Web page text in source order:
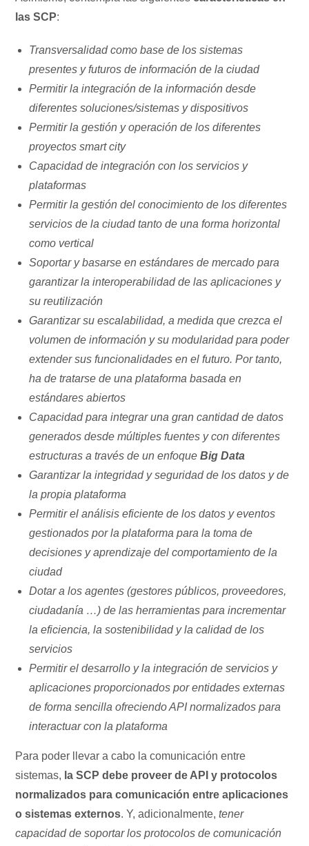
las SCP:
Transversalidad como base de los sistemas
presentes y futuros de información de la ciudad
Permitir la integración de la información desde
diferentes soluciones/sistemas y dispositivos
Permitir la gestión y operación de los diferentes
proyectos smart city
Capacidad de integración con los servicios y
plataformas
Permitir la gestión del conocimiento de los diferentes
servicios de la ciudad tanto de una forma horizontal
como vertical
Soportar y basarse en estándares de mercado para
garantizar la interoperabilidad de las aplicaciones y
su reutilización
Garantizar su escalabilidad, a medida que crezca el
volumen de información y su modularidad para poder
extender sus funcionalidades en el futuro. Por tanto,
ha de tratarse de una plataforma basada en
estándares abiertos
Capacidad para integrar una gran cantidad de datos
generados desde múltiples fuentes y con diferentes
estructuras a través de un enfoqueBig Data
Garantizar la integridad y seguridad de los datos y de
la propia plataforma
Permitir el análisis eficiente de los datos y eventos
gestionados por la plataforma para la toma de
decisiones y aprendizaje del comportamiento de la
ciudad
Dotar a los agentes (gestores públicos, proveedores,
ciudadanía …) de las herramientas para incrementar
la eficiencia, la sostenibilidad y la calidad de los
servicios
Permitir el desarrollo y la integración de servicios y
aplicaciones proporcionados por entidades externas
de forma sencilla ofreciendo API normalizados para
interactuar con la plataforma
Para poder llevar a cabo la comunicación entre
sistemas, la SCP debe proveer de API y protocolos
normalizados para comunicación entre aplicaciones
o sistemas externos. Y, adicionalmente,tener
capacidad de soportar los protocolos de comunicación